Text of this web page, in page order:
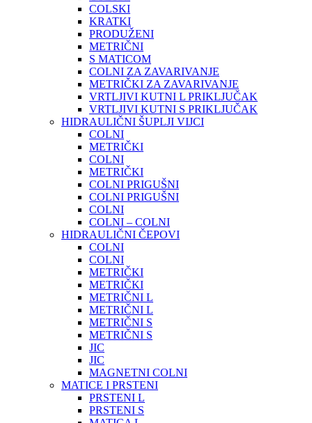
COLSKI
KRATKI
PRODUŽENI
METRIČNI
S MATICOM
COLNI ZA ZAVARIVANJE
METRIČKI ZA ZAVARIVANJE
VRTLJIVI KUTNI L PRIKLJUČAK
VRTLJIVI KUTNI S PRIKLJUČAK
HIDRAULIČNI ŠUPLJI VIJCI
COLNI
METRIČKI
COLNI
METRIČKI
COLNI PRIGUŠNI
COLNI PRIGUŠNI
COLNI
COLNI – COLNI
HIDRAULIČNI ČEPOVI
COLNI
COLNI
METRIČKI
METRIČKI
METRIČNI L
METRIČNI L
METRIČNI S
METRIČNI S
JIC
JIC
MAGNETNI COLNI
MATICE I PRSTENI
PRSTENI L
PRSTENI S